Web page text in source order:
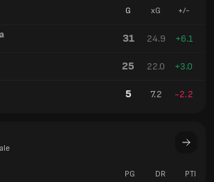
G xG +/-
31 24.9 +6.1
25 22.0 +3.0
5 7.2 -2.2
PG DR PTI